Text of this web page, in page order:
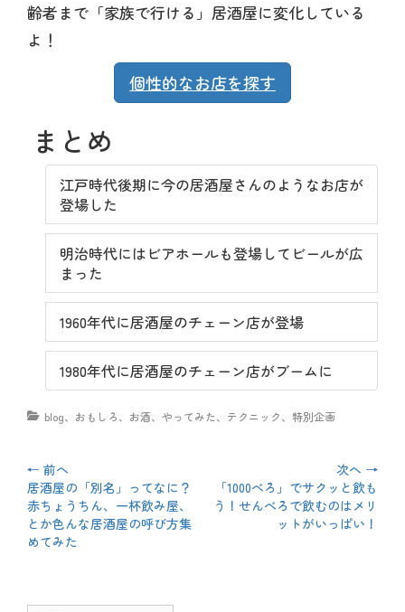
齢者まで「家族で行ける」居酒屋に変化している
よ！
個性的なお店を探す
まとめ
江戸時代後期に今の居酒屋さんのようなお店が
登場した
明治時代にはビアホールも登場してビールが広
まった
1960年代に居酒屋のチェーン店が登場
1980年代に居酒屋のチェーン店がブームに
カ blog、 おもしろ、 お酒、 やってみた、 テクニック、 特別企画
投
稿
ナ
ゲ
← 前へ
前
の
投
稿:
居酒屋の「別名」ってなに？
赤ちょうちん、一杯飲み屋、
とか色んな居酒屋の呼び方集
めてみた
次へ →
「1000べろ」でサクッと飲も
う！せんべろで飲むのはメリ
ットがいっぱい！